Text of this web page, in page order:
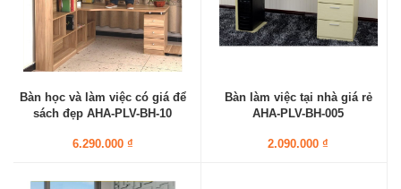
Bàn học và làm việc có giá để
sách đẹp AHA-PLV-BH-10
6.290.000 ₫
Bàn làm việc tại nhà giá rẻ
AHA-PLV-BH-005
2.090.000 ₫